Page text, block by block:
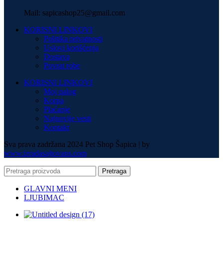
Mail: sapicashop25@gmail.com
KORISNI LINKOVI
Politika privatnosti
Uslovi korišćenja
Dostava
Povrat robe
KORISNI LINKOVI
Moj nalog
Korpa
Plaćanje
Najnovije vesti
Kontakt
Sva prava zadržana 2024 Pet Shop Šapica | by
www.izradasajtovans.com
Pretraga
GLAVNI MENI
LJUBIMAC